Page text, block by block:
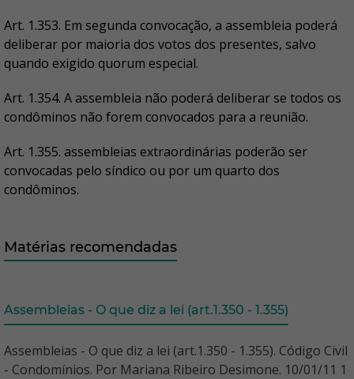
Art. 1.353. Em segunda convocação, a assembleia poderá
deliberar por maioria dos votos dos presentes, salvo
quando exigido quorum especial.
Art. 1.354. A assembleia não poderá deliberar se todos os
condôminos não forem convocados para a reunião.
Art. 1.355. assembleias extraordinárias poderão ser
convocadas pelo síndico ou por um quarto dos
condôminos.
Matérias recomendadas
Assembleias - O que diz a lei (art.1.350 - 1.355)
Assembleias - O que diz a lei (art.1.350 - 1.355). Código Civil
- Condomínios. Por Mariana Ribeiro Desimone. 10/01/11 1